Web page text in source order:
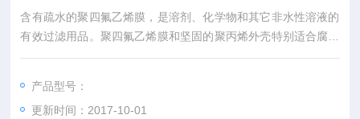
含有疏水的聚四氟乙烯膜，是溶剂、化学物和其它非水性溶液的
有效过滤用品。聚四氟乙烯膜和坚固的聚丙烯外壳特别适合腐蚀
性化学物的过滤。
产品型号：
更新时间：2017-10-01